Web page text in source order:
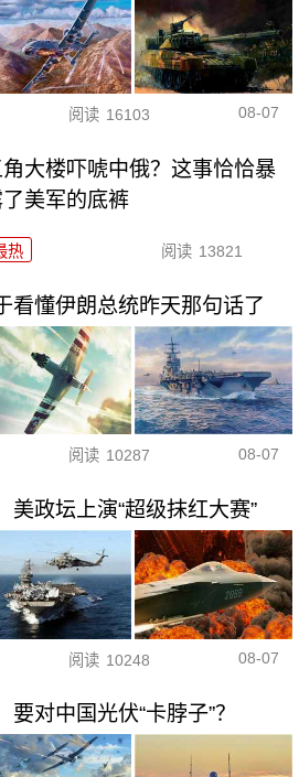
阅读 16103 08-07
角大楼吓唬中俄？这事恰恰暴
了美军的底裤
热 阅读 13821
看懂伊朗总统昨天那句话了
阅读 10287 08-07
美政坛上演“超级抹红大赛”
阅读 10248 08-07
对中国光伏“卡脖子”？